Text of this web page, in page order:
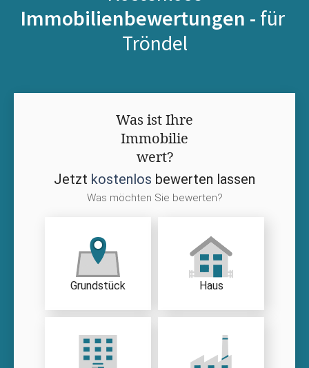
Immobilienbewertungen - für
Tröndel
Was ist Ihre
Immobilie
wert?
Jetzt kostenlos bewerten lassen
Was möchten Sie bewerten?
Grundstück Haus